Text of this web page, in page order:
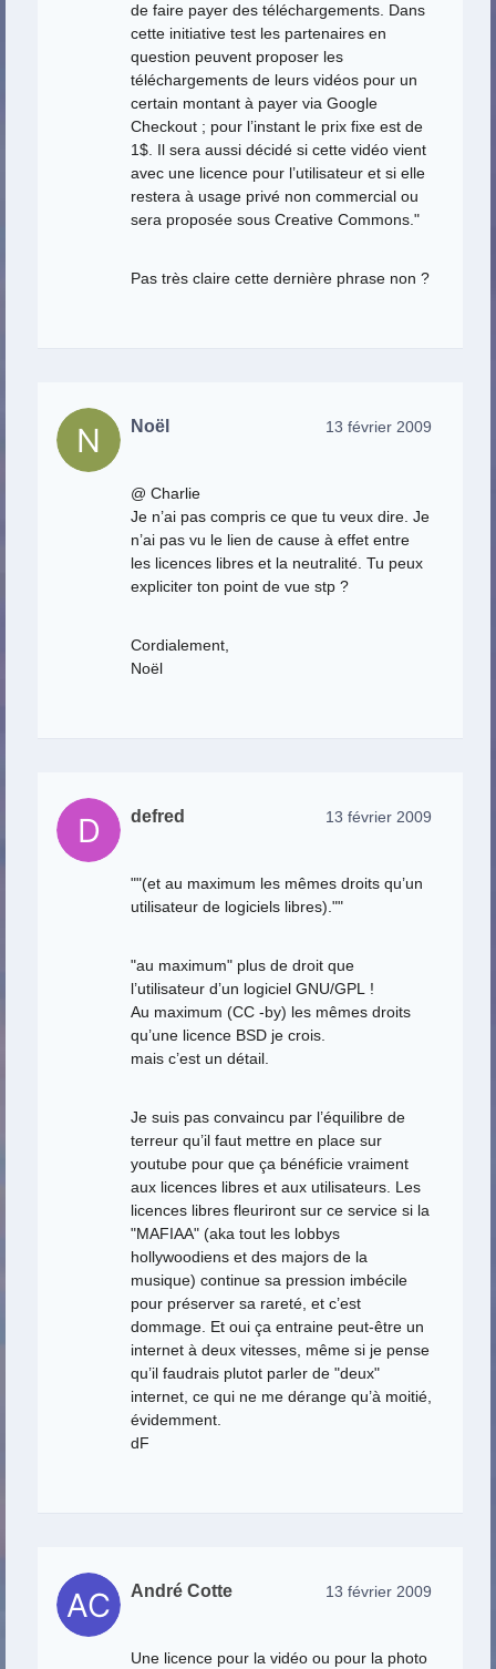
de faire payer des téléchargements. Dans
cette initiative test les partenaires en
question peuvent proposer les
téléchargements de leurs vidéos pour un
certain montant à payer via Google
Checkout ; pour l’instant le prix fixe est de
1$. Il sera aussi décidé si cette vidéo vient
avec une licence pour l’utilisateur et si elle
restera à usage privé non commercial ou
sera proposée sous Creative Commons."
Pas très claire cette dernière phrase non ?
Noël 13 février 2009
@ Charlie
Je n’ai pas compris ce que tu veux dire. Je
n’ai pas vu le lien de cause à effet entre
les licences libres et la neutralité. Tu peux
expliciter ton point de vue stp ?
Cordialement,
Noël
defred 13 février 2009
""(et au maximum les mêmes droits qu’un
utilisateur de logiciels libres).""
"au maximum" plus de droit que
l’utilisateur d’un logiciel GNU/GPL !
Au maximum (CC -by) les mêmes droits
qu’une licence BSD je crois.
mais c’est un détail.
Je suis pas convaincu par l’équilibre de
terreur qu’il faut mettre en place sur
youtube pour que ça bénéficie vraiment
aux licences libres et aux utilisateurs. Les
licences libres fleuriront sur ce service si la
"MAFIAA" (aka tout les lobbys
hollywoodiens et des majors de la
musique) continue sa pression imbécile
pour préserver sa rareté, et c’est
dommage. Et oui ça entraine peut-être un
internet à deux vitesses, même si je pense
qu’il faudrais plutot parler de "deux"
internet, ce qui ne me dérange qu’à moitié,
évidemment.
dF
André Cotte 13 février 2009
Une licence pour la vidéo ou pour la photo